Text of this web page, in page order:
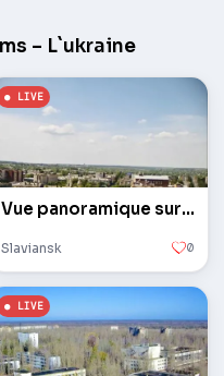
– L`ukraine
Vue panoramique sur la ville
Slaviansk 0